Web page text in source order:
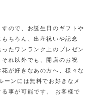
ので、お誕生日のギフトや
もちろん、出産祝いや記念
たワンランク上のプレゼン
それ以外でも、開店のお祝
が好きなあの方へ、様々な
ーンには無料でお好きなメ
事が可能です。
お客様で